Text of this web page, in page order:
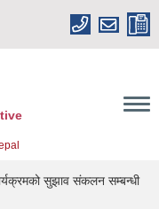
सुझाव संकलन सम्बन्धी